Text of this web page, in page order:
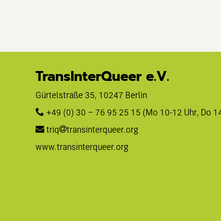
TransInterQueer e.V.
Gürtelstraße 35, 10247 Berlin
+49 (0) 30 – 76 95 25 15 (Mo 10-12 Uhr, Do
triq
transinterqueer.org
www.transinterqueer.org